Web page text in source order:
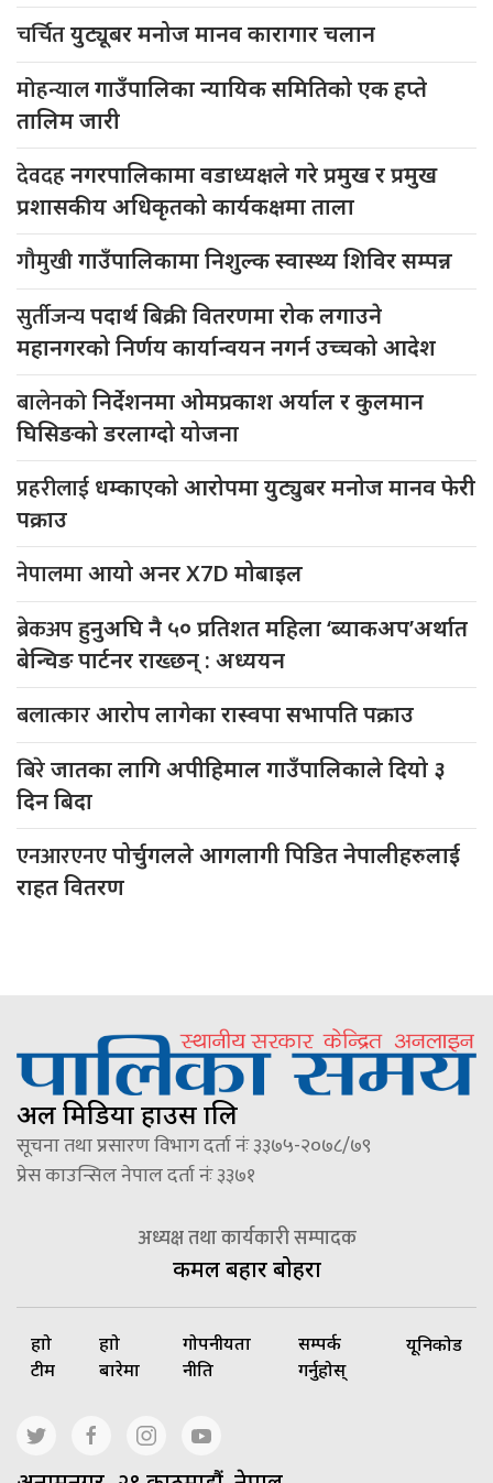
चर्चितयुट्यूबर मनोज मानव कारागार चलान
मोहन्यालगाउँपालिका न्यायिक समितिको एक हप्ते
तालिम जारी
देवदहनगरपालिकामा वडाध्यक्षले गरे प्रमुख र प्रमुख
प्रशासकीय अधिकृतको कार्यकक्षमा ताला
गौमुखीगाउँपालिकामा निशुल्क स्वास्थ्य शिविर सम्पन्न
सुर्तीजन्यपदार्थ बिक्री वितरणमा रोक लगाउने
महानगरको निर्णय कार्यान्वयन नगर्न उच्चको आदेश
बालेनकोनिर्देशनमा ओमप्रकाश अर्याल र कुलमान
घिसिङको डरलाग्दो योजना
प्रहरीलाई धम्काएको आरोपमा युट्युबर मनोज मानव फेरी
पक्राउ
नेपालमाआयो अनर X7D मोबाइल
ब्रेकअपहुनुअघि नै ५० प्रतिशत महिला ‘ब्याकअप’अर्थात
बेन्चिङ पार्टनर राख्छन् : अध्ययन
बलात्कारआरोप लागेका रास्वपा सभापति पक्राउ
बिरेजातका लागि अपीहिमाल गाउँपालिकाले दियो ३
दिन बिदा
एनआरएनएपोर्चुगलले आगलागी पिडित नेपालीहरुलाई
राहत वितरण
अल मिडिया हाउस प्रालि
सूचना तथा प्रसारण विभाग दर्ता नंः ३३७५-२०७८/७९
प्रेस काउन्सिल नेपाल दर्ता नंः ३३७१
अध्यक्ष तथा कार्यकारी सम्पादक
कमल बहादुर बोहरा
हाम्रो
टीम
हाम्रो
बारेमा
गोपनीयता
नीति
सम्पर्क
गर्नुहोस्
यूनिकोड